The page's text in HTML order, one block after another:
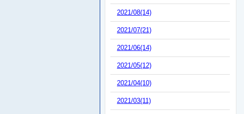
2021/08(14)
2021/07(21)
2021/06(14)
2021/05(12)
2021/04(10)
2021/03(11)